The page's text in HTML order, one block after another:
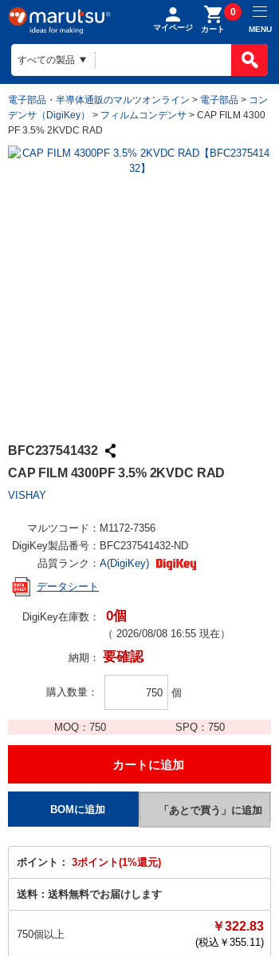
マイページ カート
0
MENU
電子部品・半導体通販のマルツオンライン > 電子部品 > コン
デンサ（DigiKey）
> フィルムコンデンサ > CAP FILM 4300
PF 3.5% 2KVDC RAD
BFC237541432
CAP FILM 4300PF 3.5% 2KVDC RAD
VISHAY
マルツコード： M1172-7356
DigiKey製品番号： BFC237541432-ND
品質ランク： A(DigiKey)
データシート
DigiKey在庫数： 0個
（ 2026/08/08 16:55 現在）
納期： 要確認
購入数量 個
MOQ：750 SPQ： 750
ポイント： 3ポイント(1%還元)
送料： 送料無料でお届けします
750個以上
￥322.83
(税込￥ 355.11)